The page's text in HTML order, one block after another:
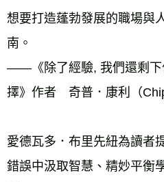
想要打造蓬勃發展的職場與
南。
——《除了經驗, 我們還剩下
擇》作者　奇普．康利（
愛德瓦多．布里先紐為讀者
錯誤中汲取智慧、精妙平衡